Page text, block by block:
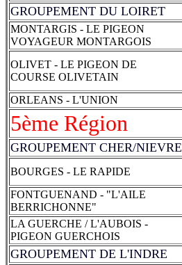
GROUPEMENT DU LOIRET
MONTARGIS - LE PIGEON
VOYAGEUR MONTARGOIS
OLIVET - LE PIGEON DE
COURSE OLIVETAIN
ORLEANS - L'UNION
5ème Région
GROUPEMENT CHER/NIEVRE
BOURGES - LE RAPIDE
FONTGUENAND - "L'AILE
BERRICHONNE"
LA GUERCHE / L'AUBOIS -
PIGEON GUERCHOIS
GROUPEMENT DE L'INDRE